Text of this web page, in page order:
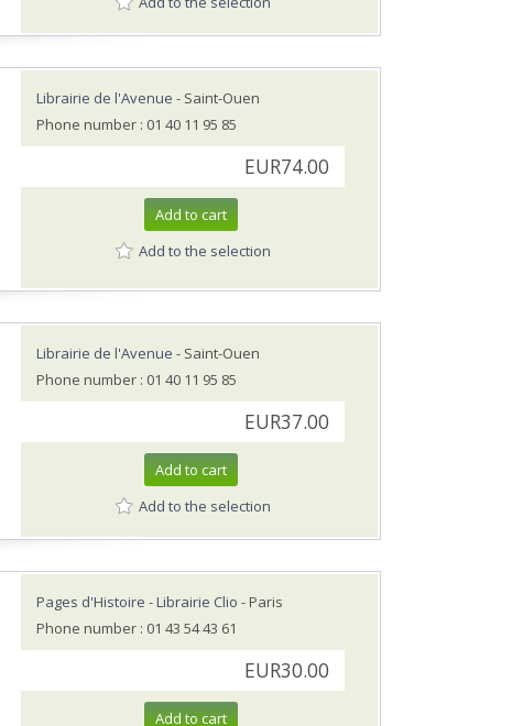
Librairie de l'Avenue - Saint-Ouen
Phone number : 01 40 11 95 85
EUR74.00
Add to cart
Add to the selection
Librairie de l'Avenue - Saint-Ouen
Phone number : 01 40 11 95 85
EUR37.00
Add to cart
Add to the selection
Pages d'Histoire - Librairie Clio - Paris
Phone number : 01 43 54 43 61
EUR30.00
Add to cart